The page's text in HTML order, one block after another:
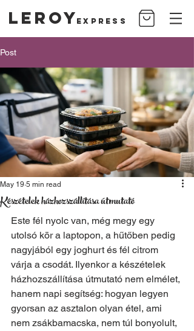
LeroyExpress
Post
Készételek házhozszállítása útmutató
May 19 5 min read
Este fél nyolc van, még megy egy
utolsó kör a laptopon, a hűtőben pedig
nagyjából egy joghurt és fél citrom
várja a csodát. Ilyenkor a készételek
házhozszállítása útmutató nem elmélet,
hanem napi segítség: hogyan legyen
gyorsan az asztalon olyan étel, ami
nem zsákbamacska, nem túl bonyolult,